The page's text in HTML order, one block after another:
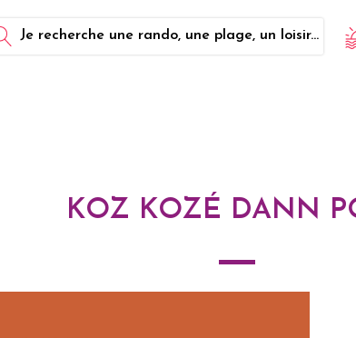
Je recherche une rando, une plage, un loisir...
KOZ KOZÉ DANN